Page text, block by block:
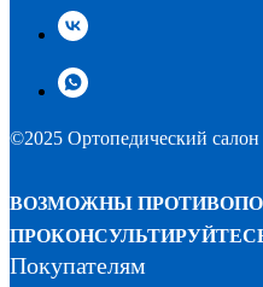
©2025 Ортопедический салон
ВОЗМОЖНЫ
Покупателям